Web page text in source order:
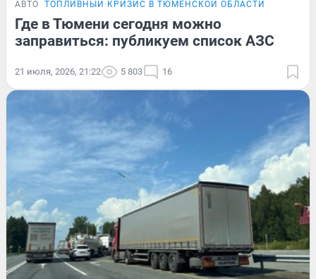
АВТО ТОПЛИВНЫЙ КРИЗИС В ТЮМЕНСКОЙ ОБЛАСТИ
Где в Тюмени сегодня можно
заправиться: публикуем список АЗС
21 июля, 2026, 21:22 5 803 16